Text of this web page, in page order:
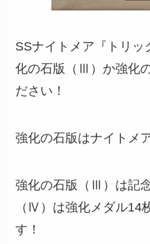
SSナイトメア『トリ
化の石版（Ⅲ）か強化
ださい！
強化の石版はナイトメ
強化の石版（Ⅲ）は記
（Ⅳ）は強化メダル14
す！